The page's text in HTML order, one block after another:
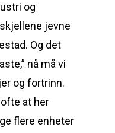
og
jevne
Og det
nå må vi
og fortrinn.
at her
flere enheter